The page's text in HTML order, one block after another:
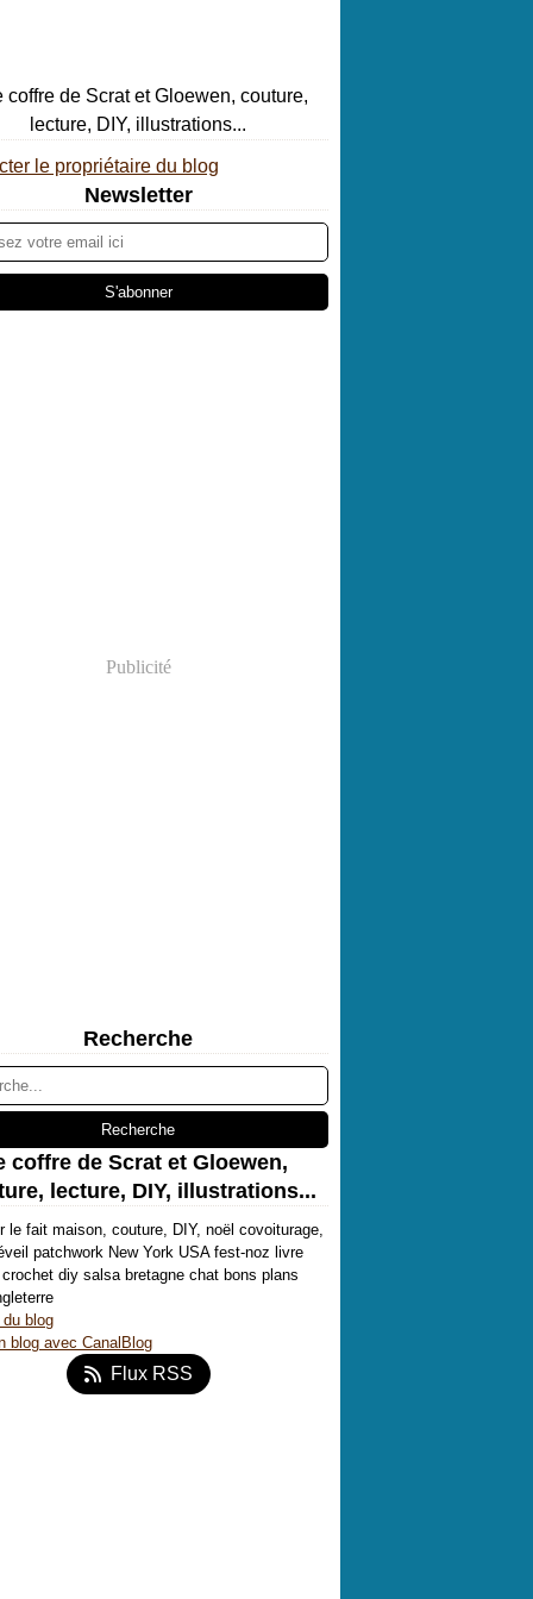
le propriétaire du blog
Newsletter
Publicité
Recherche
coffre de Scrat et Gloewen,
lecture, DIY, illustrations...
le fait maison, couture, DIY, noël covoiturage,
patchwork New York USA fest-noz livre
diy salsa bretagne chat bons plans
blog
blog avec CanalBlog
Flux RSS